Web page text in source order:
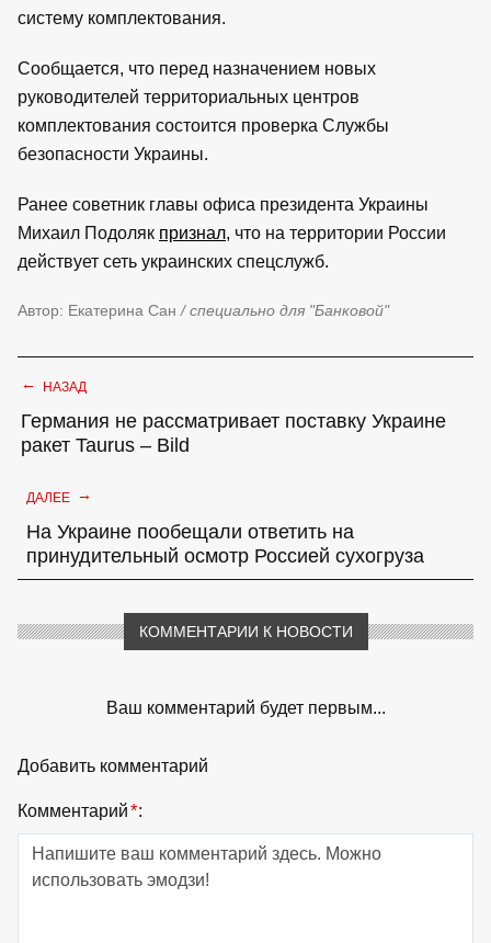
систему комплектования.
Сообщается, что перед назначением новых
руководителей территориальных центров
комплектования состоится проверка Службы
безопасности Украины.
Ранее советник главы офиса президента Украины
Михаил Подоляк признал, что на территории России
действует сеть украинских спецслужб.
Автор: Екатерина Сан / специально для "Банковой"
← НАЗАД
Германия не рассматривает поставку Украине
ракет Taurus – Bild
ДАЛЕЕ →
На Украине пообещали ответить на
принудительный осмотр Россией сухогруза
КОММЕНТАРИИ К НОВОСТИ
Ваш комментарий будет первым...
Добавить комментарий
Комментарий*: